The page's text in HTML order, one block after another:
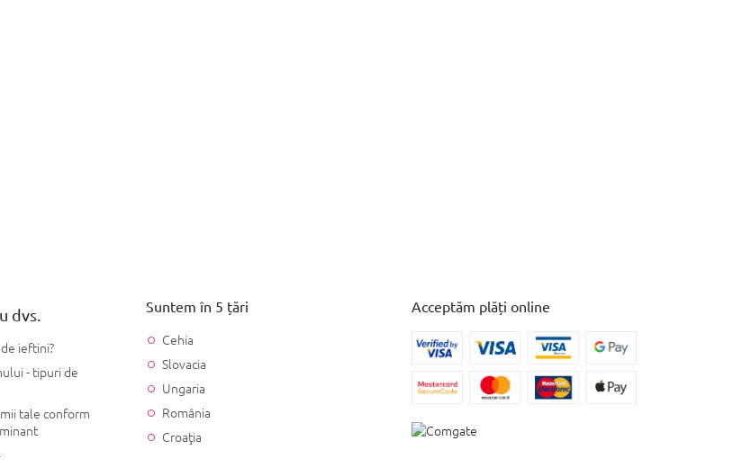
dvs.
ieftini?
- tipuri de
tale conform
Suntem în 5 țări
Cehia
Slovacia
Ungaria
România
Croaţia
Acceptăm plăți online